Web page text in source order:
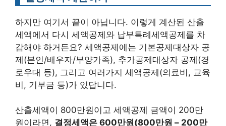
하지만 여기서 끝이 아닙니다. 이렇게 계산된 산출
세액에서 다시 세액공제와 납부특례세액공제를 차
감해야 하거든요? 세액공제에는 기본공제대상자 공
제(본인/배우자/부양가족), 추가공제대상자 공제(경
로우대 등), 그리고 여러가지 세액공제(의료비, 교육
비, 기부금 등)가 있답니다.
산출세액이 800만원이고 세액공제 금액이 200만
원이라면, 결정세액은 600만원(800만원 – 200만